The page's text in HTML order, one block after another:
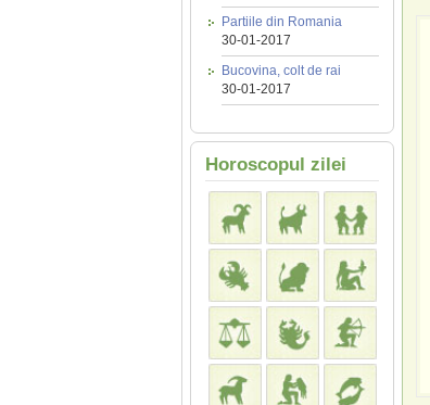
Partiile din Romania
30-01-2017
Bucovina, colt de rai
30-01-2017
Horoscopul zilei